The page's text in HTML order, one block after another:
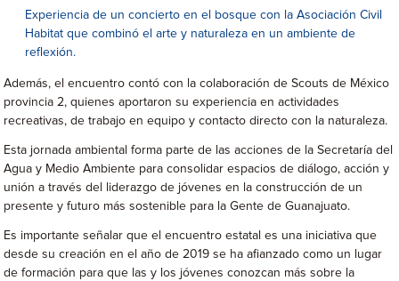
Experiencia de un concierto en el bosque con la Asociación Civil
Habitat que combinó el arte y naturaleza en un ambiente de
reflexión.
Además, el encuentro contó con la colaboración de Scouts de México
provincia 2, quienes aportaron su experiencia en actividades
recreativas, de trabajo en equipo y contacto directo con la naturaleza.
Esta jornada ambiental forma parte de las acciones de la Secretaría del
Agua y Medio Ambiente para consolidar espacios de diálogo, acción y
unión a través del liderazgo de jóvenes en la construcción de un
presente y futuro más sostenible para la Gente de Guanajuato.
Es importante señalar que el encuentro estatal es una iniciativa que
desde su creación en el año de 2019 se ha afianzado como un lugar
de formación para que las y los jóvenes conozcan más sobre la